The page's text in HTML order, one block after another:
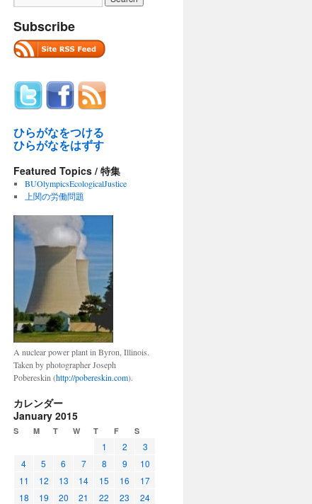
Subscribe
ひらがなをつける
ひらがなをはずす
Featured Topics / 特集
BUOlympicsEcologicalJustice
上関の労働問題
A nuclear power plant in Byron, Illinois.
Taken by photographer Joseph
Pobereskin (http://pobereskin.com).
カレンダー
January 2015
S M T W T F S
1 2
3
4
5 6 7 8 9
10
11
12 13 14 15 16
17
18
19 20 21 22 23
24